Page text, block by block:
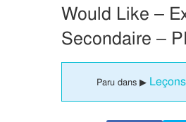
Would Like –
Secondaire –
Paru dans ▶